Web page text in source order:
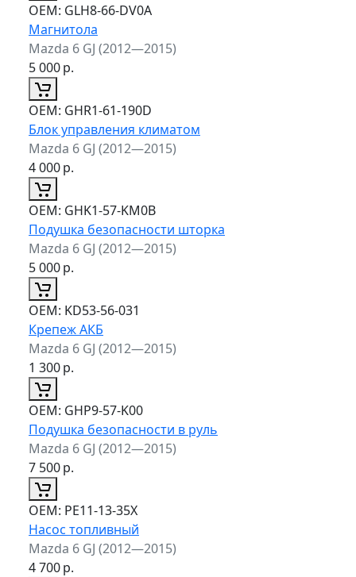
ОЕМ: GLH8-66-DV0A
Магнитола
Mazda 6 GJ (2012—2015)
5 000р.
ОЕМ: GHR1-61-190D
Блок управления климатом
Mazda 6 GJ (2012—2015)
4 000р.
ОЕМ: GHK1-57-KM0B
Подушка безопасности шторка
Mazda 6 GJ (2012—2015)
5 000р.
ОЕМ: KD53-56-031
Крепеж АКБ
Mazda 6 GJ (2012—2015)
1 300р.
ОЕМ: GHP9-57-K00
Подушка безопасности в руль
Mazda 6 GJ (2012—2015)
7 500р.
ОЕМ: PE11-13-35X
Насос топливный
Mazda 6 GJ (2012—2015)
4 700р.